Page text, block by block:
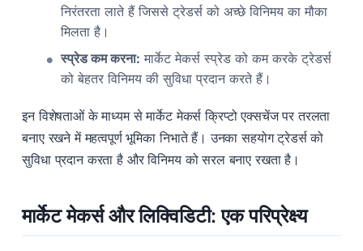
निरंतरता लाते हैं जिससे ट्रेडर्स को अच्छे विनिमय का मौका
मिलता है।
स्प्रेड कम करना: मार्केट मेकर्स स्प्रेड को कम करके ट्रेडर्स
को बेहतर विनिमय की सुविधा प्रदान करते हैं।
इन विशेषताओं के माध्यम से मार्केट मेकर्स क्रिप्टो एक्सचेंज पर तरलता
बनाए रखने में महत्वपूर्ण भूमिका निभाते हैं। उनका सहयोग ट्रेडर्स को
सुविधा प्रदान करता है और विनिमय को सरल बनाए रखता है।
मार्केट मेकर्स और लिक्विडिटी: एक परिप्रेक्ष्य